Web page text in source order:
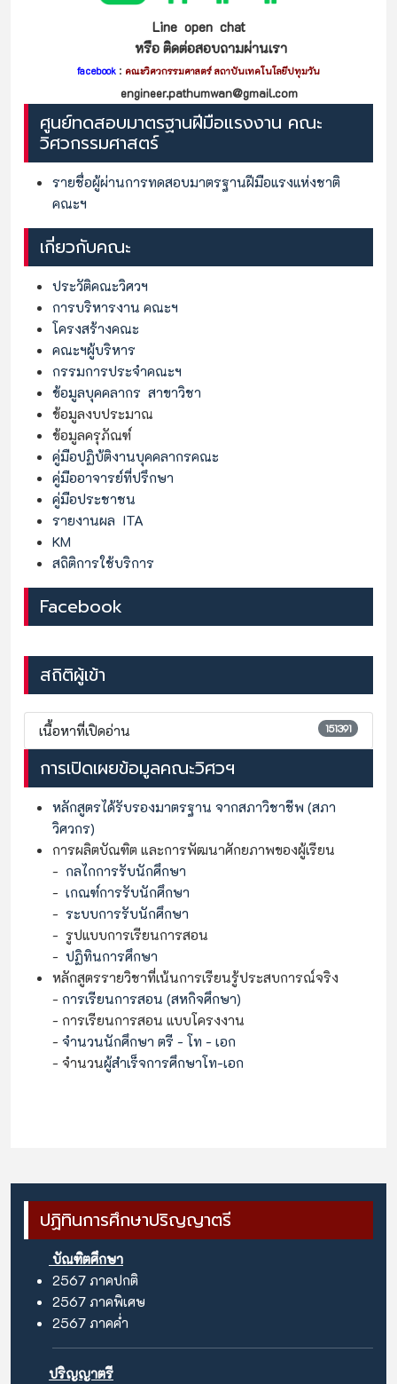
Line open chat
หรือ ติดต่อสอบถามผ่านเรา
facebook : คณะวิศวกรรมศาสตร์ สถาบันเทคโนโลยีปทุมวัน
engineer.pathumwan@gmail.com
ศูนย์ทดสอบมาตรฐานฝีมือแรงงาน คณะ
วิศวกรรมศาสตร์
รายชื่อผู้ผ่านการทดสอบมาตรฐานฝีมือแรงแห่งชาติ
คณะฯ
เกี่ยวกับคณะ
ประวัติคณะวิศวฯ
การบริหารงาน คณะฯ
โครงสร้างคณะ
คณะฯผู้บริหาร
กรรมการประจำคณะฯ
ข้อมูลบุคคลากร สาขาวิชา
ข้อมูลงบประมาณ
ข้อมูลครุภัณฑ์
คู่มือปฏิบ้ติงานบุคคลากรคณะ
คู่มืออาจารย์ที่ปรึกษา
คู่มือประชาชน
รายงานผล ITA
KM
สถิติการใช้บริการ
Facebook
สถิติผู้เข้า
เนื้อหาที่เปิดอ่าน 151391
การเปิดเผยข้อมูลคณะวิศวฯ
หลักสูตรได้รับรองมาตรฐาน จากสภาวิชาชีพ (สภา
วิศวกร)
การผลิตบัณฑิต และการพัฒนาศักยภาพของผู้เรียน
- กลไกการรับนักศึกษา
- เกณฑ์การรับนักศึกษา
- ระบบการรับนักศึกษา
- รูปแบบการเรียนการสอน
- ปฏิทินการศึกษา
หลักสูตรรายวิชาที่เน้นการเรียนรู้ประสบการณ์จริง
- การเรียนการสอน (สหกิจศึกษา)
- การเรียนการสอน แบบโครงงาน
- จำนวนนักศึกษา ตรี - โท - เอก
- จำนวนผู้สำเร็จการศึกษาโท-เอก
ปฏิทินการศึกษาปริญญาตรี
บัณฑิตศึกษา
2567 ภาคปกติ
2567 ภาคพิเศษ
2567 ภาคค่ำ
ปริญญาตรี